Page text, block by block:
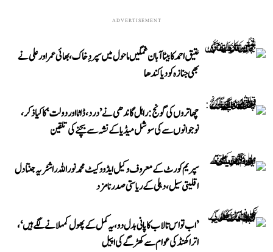
ADVERTISEMENT
عتیق احمد کا بیٹا آبان غمگین ماحول میں سپردِ خاک، بھائی عمر اور علی نے
بھی جنازہ کو دیا کندھا
چھاتروں کی گونج: راہل گاندھی نے ’درد، ڈاٹا اور دولت‘ کا کیا ذکر،
نوجوانوں سے کی سوشل میڈیا کے نشہ سے بچنے کی تلقین
سپریم کورٹ کے معروف وکیل ایڈووکیٹ محمد نور اللہ راشٹریہ جنتا دل
اقلیتی سیل، دہلی کے ریاستی صدر نامزد
’اب تو اس تالاب کا پانی بدل دو، یہ کمل کے پھول کمہلانے لگے ہیں‘،
اتراکھنڈ کی عوام سے کھڑگے کی اپیل